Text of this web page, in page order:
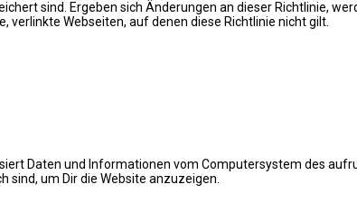
sind. Ergeben sich Änderungen an dieser Richtlinie,
Webseiten, auf denen diese Richtlinie nicht gilt.
Daten und Informationen vom Computersystem des
sind, um Dir die Website anzuzeigen.